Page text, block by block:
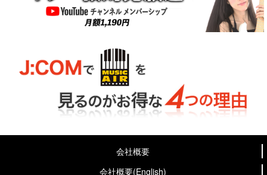
会社概要
会社概要(English)